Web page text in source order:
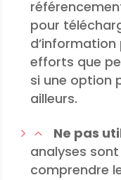
pour
efforts que
si une option
ailleurs.
Ne pas
analyses
comprendre